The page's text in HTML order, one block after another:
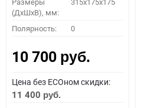
(ДхШхВ), мм:
Полярность: 0
10 700 руб.
Цена без ECOном скидки:
11 400 руб.